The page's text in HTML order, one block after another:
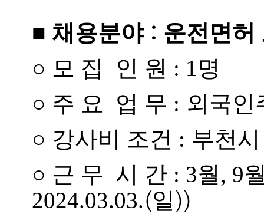
■ 채용분야 : 운전면허
○ 모 집 인 원 : 1명
○ 주 요 업 무 : 외국인
○ 강사비 조건 : 부천
○ 근 무 시 간 : 3월, 9
2024.03.03.(일))